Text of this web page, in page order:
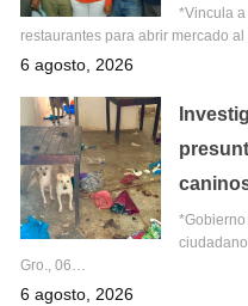
*Vincula
restaurantes para abrir mercado
6 agosto, 2026
Gro., 06…
6 agosto, 2026